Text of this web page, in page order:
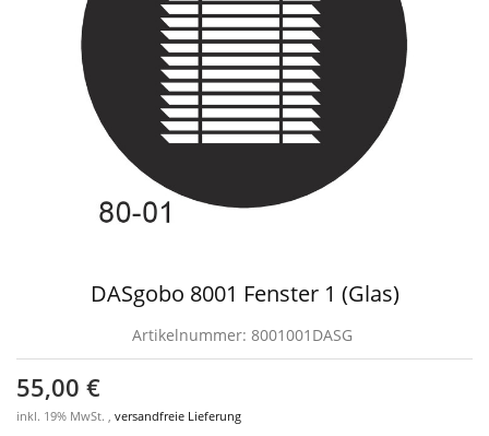
DASgobo 8001 Fenster 1 (Glas)
Artikelnummer: 8001001DASG
55,00 €
inkl. 19% MwSt. , versandfreie Lieferung